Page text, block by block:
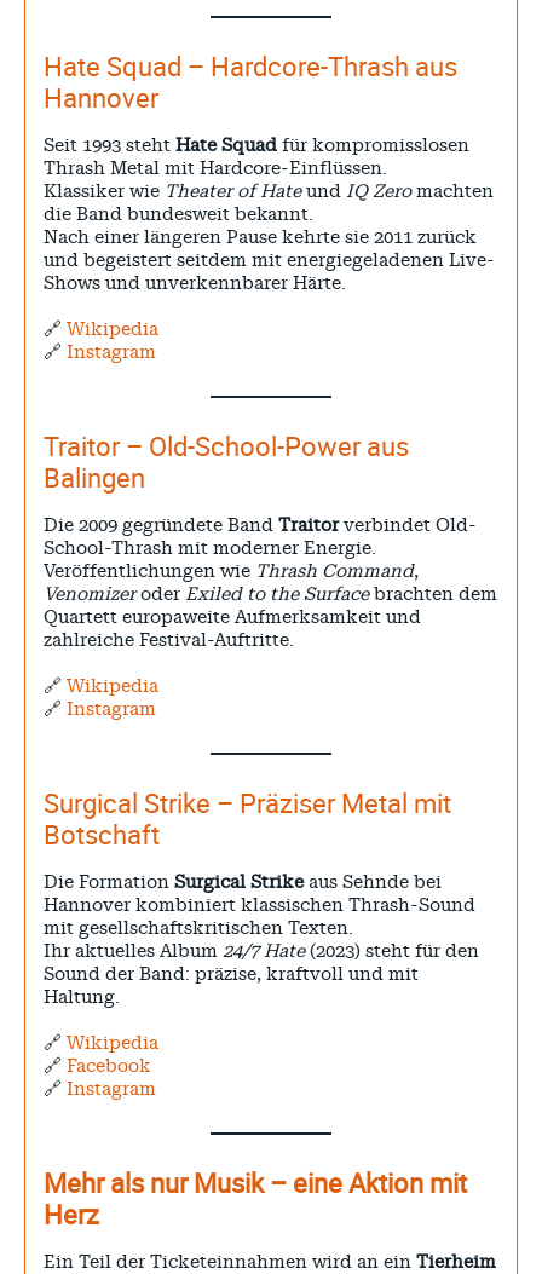
Hate Squad – Hardcore-Thrash aus
Hannover
Seit 1993 steht Hate Squad für kompromisslosen
Thrash Metal mit Hardcore-Einflüssen.
Klassiker wie Theater of Hateund IQ Zeromachten
die Band bundesweit bekannt.
Nach einer längeren Pause kehrte sie 2011 zurück
und begeistert seitdem mit energiegeladenen Live-
Shows und unverkennbarer Härte.
🔗 Wikipedia
🔗 Instagram
Traitor – Old-School-Power aus
Balingen
Die 2009 gegründete Band Traitorverbindet Old-
School-Thrash mit moderner Energie.
Veröffentlichungen wie Thrash Command,
Venomizeroder Exiled to the Surfacebrachten dem
Quartett europaweite Aufmerksamkeit und
zahlreiche Festival-Auftritte.
🔗 Wikipedia
🔗 Instagram
Surgical Strike – Präziser Metal mit
Botschaft
Die Formation Surgical Strikeaus Sehnde bei
Hannover kombiniert klassischen Thrash-Sound
mit gesellschaftskritischen Texten.
Ihr aktuelles Album 24/7 Hate(2023) steht für den
Sound der Band: präzise, kraftvoll und mit
Haltung.
🔗 Wikipedia
🔗 Facebook
🔗 Instagram
Mehr als nur Musik – eine Aktion mit
Herz
Ein Teil der Ticketeinnahmen wird an ein Tierheim